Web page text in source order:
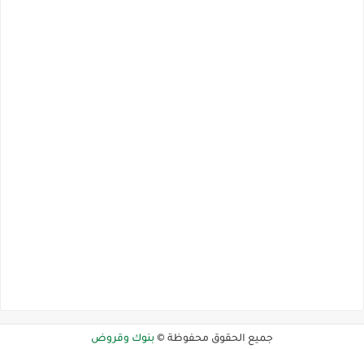
جميع الحقوق محفوظة © بنوك وقروض